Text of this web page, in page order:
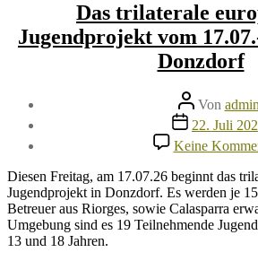
Das trilaterale
Jugendprojekt vom
Donzdorf
Beitragsautor
Von admin
22. Juli
Keine
Diesen Freitag, am 17.07.26 beginnt das
Jugendprojekt in Donzdorf. Es werden je
Betreuer aus Riorges, sowie Calasparra
Umgebung sind es 19 Teilnehmende
13 und 18 Jahren.